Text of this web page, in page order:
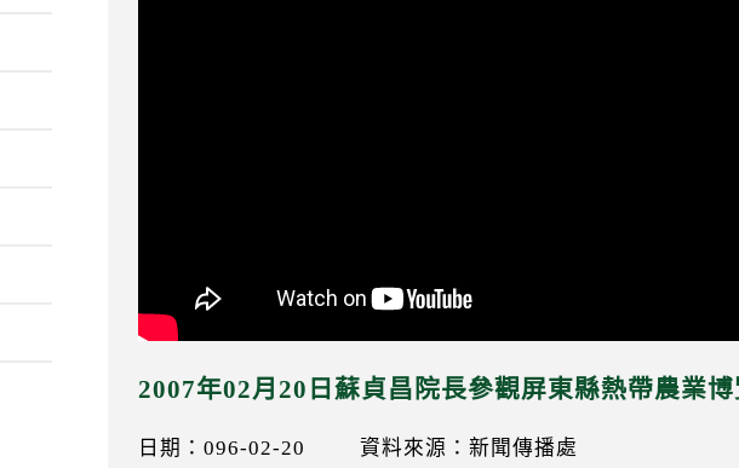
2007年02月20日蘇貞昌院長參觀屏東縣熱帶農業
日期：096-02-20
資料來源：新聞傳播處